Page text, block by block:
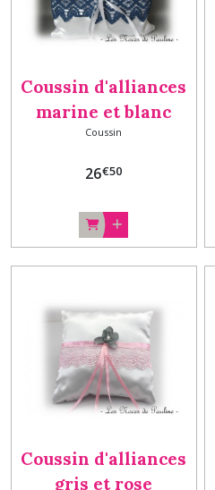
Coussin d'alliances
marine et blanc
orchidée dentelle
Plume
Coussin
26€50
Coussin d'alliances
gris et rose